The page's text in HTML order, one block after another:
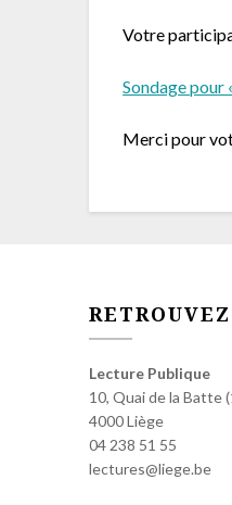
Votre
Sondage pour
Merci pour
Lecture Publique
10, Quai de la Batte
4000 Liège
04 238 51 55
lectures@liege.be